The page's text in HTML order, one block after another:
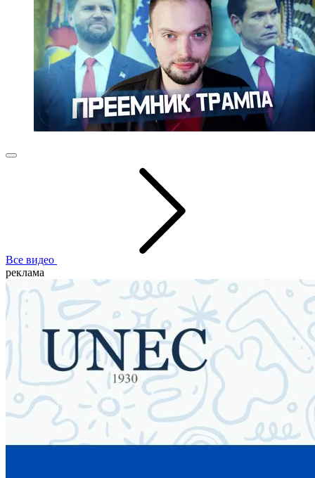
Все видео
реклама